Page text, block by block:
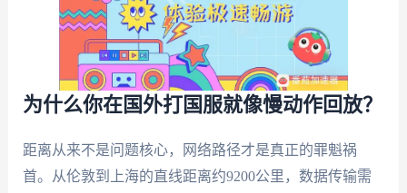
为什么你在国外打国服就像慢动作回放？
距离从来不是问题核心，网络路径才是真正的罪魁祸
首。从伦敦到上海的直线距离约9200公里，数据传输需